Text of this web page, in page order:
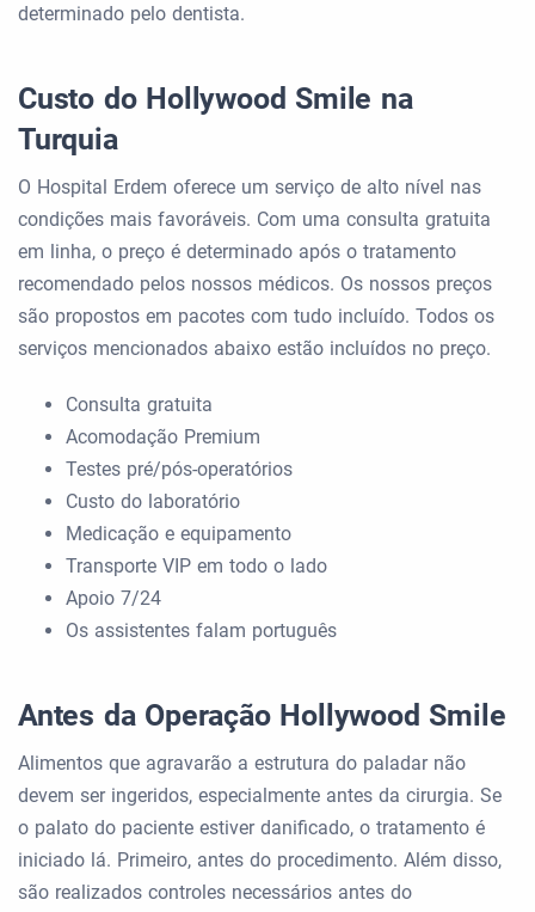
determinado pelo dentista.
Custo do Hollywood Smile na
Turquia
O Hospital Erdem oferece um serviço de alto nível nas
condições mais favoráveis. Com uma consulta gratuita
em linha, o preço é determinado após o tratamento
recomendado pelos nossos médicos. Os nossos preços
são propostos em pacotes com tudo incluído. Todos os
serviços mencionados abaixo estão incluídos no preço.
Consulta gratuita
Acomodação Premium
Testes pré/pós-operatórios
Custo do laboratório
Medicação e equipamento
Transporte VIP em todo o lado
Apoio 7/24
Os assistentes falam português
Antes da Operação Hollywood Smile
Alimentos que agravarão a estrutura do paladar não
devem ser ingeridos, especialmente antes da cirurgia. Se
o palato do paciente estiver danificado, o tratamento é
iniciado lá. Primeiro, antes do procedimento. Além disso,
são realizados controles necessários antes do